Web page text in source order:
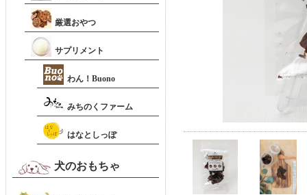
厳選おやつ
サプリメント
わん！Buono
みちのくファーム
はなとしっぽ
犬のおもちゃ